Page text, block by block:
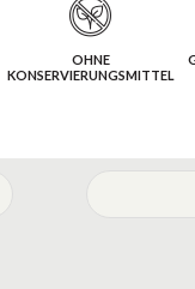
OHNE
KONSERVIERUNGSMITTEL